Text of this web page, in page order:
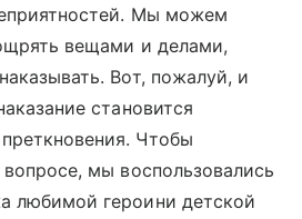
Мы можем
вещами и делами,
Вот, пожалуй, и
становится
Чтобы
мы воспользовались
любимой героини детской